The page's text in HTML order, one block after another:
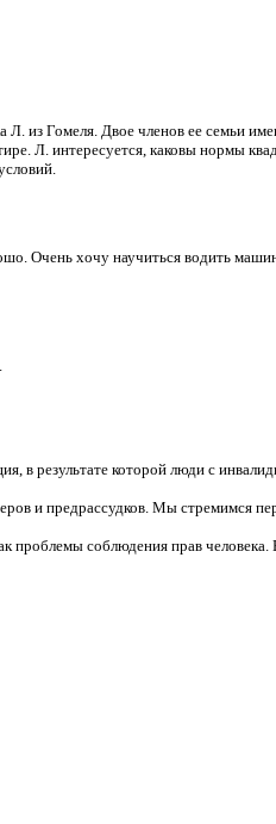
Гомеля. Двое членов ее семьи
Л. интересуется, каковы нормы
Очень хочу научиться водить
в результате которой люди с
и предрассудков. Мы стремимся
соблюдения прав